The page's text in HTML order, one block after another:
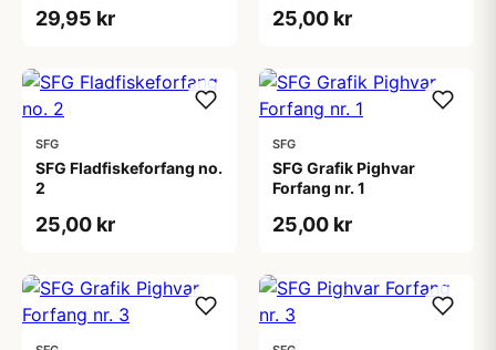
29,95 kr 25,00 kr
SFG
SFG Fladfiskeforfang no.
2
25,00 kr
SFG
SFG Grafik Pighvar
Forfang nr. 1
25,00 kr